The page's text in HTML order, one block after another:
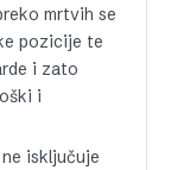
mrtvih se
pozicije te
i zato
i
isključuje